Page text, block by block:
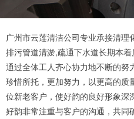
广州市云莲清洁公司专业承接清
排污管道清淤,疏通下水道长期本
通过全体工人齐心协力地不断的
珍惜所托，更加努力，以更高的
位新老客户，使好韵的良好形象深
好韵非常注重与客户的沟通，共同